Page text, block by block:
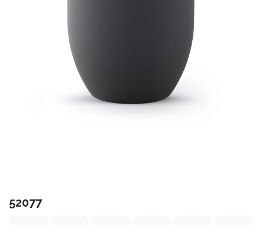
52077